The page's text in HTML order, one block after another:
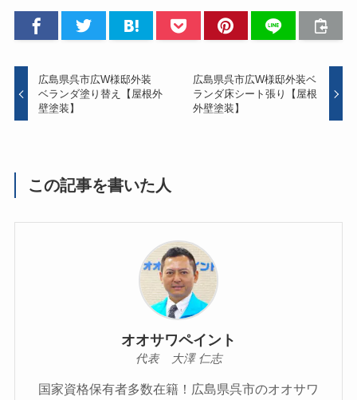
広島県呉市広W様邸外装
ベランダ塗り替え【屋根外
壁塗装】
広島県呉市広W様邸外装ベ
ランダ床シート張り【屋根
外壁塗装】
この記事を書いた人
オオサワペイント
代表 大澤 仁志
国家資格保有者多数在籍！広島県呉市のオオサワ